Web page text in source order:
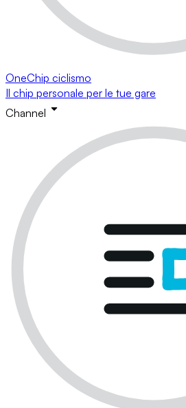
OneChip ciclismo
Il chip personale per le tue gare
Channel